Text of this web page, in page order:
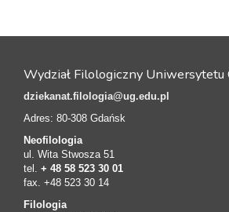
Wydział Filologiczny Uniwersytetu
dziekanat.filologia@ug.edu.pl
Adres: 80-308 Gdańsk
Neofilologia
ul. Wita Stwosza 51
tel. + 48 58 523 30 01
fax. +48 523 30 14
Filologia